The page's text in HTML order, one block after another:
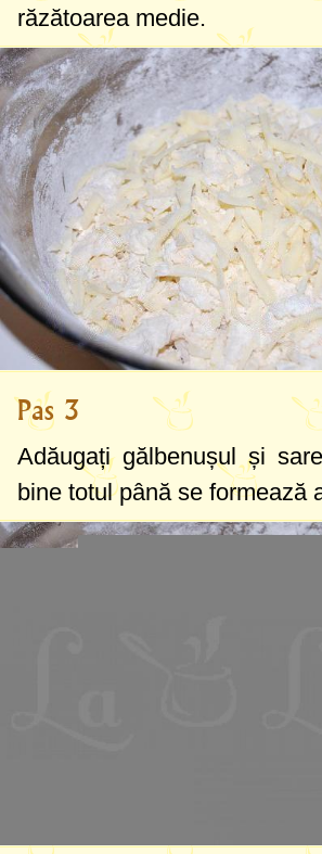
răzătoarea medie.
Pas 3
Adăugați gălbenușul și
bine totul până se formează